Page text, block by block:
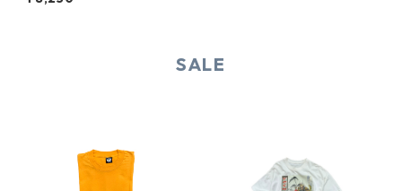
SALE